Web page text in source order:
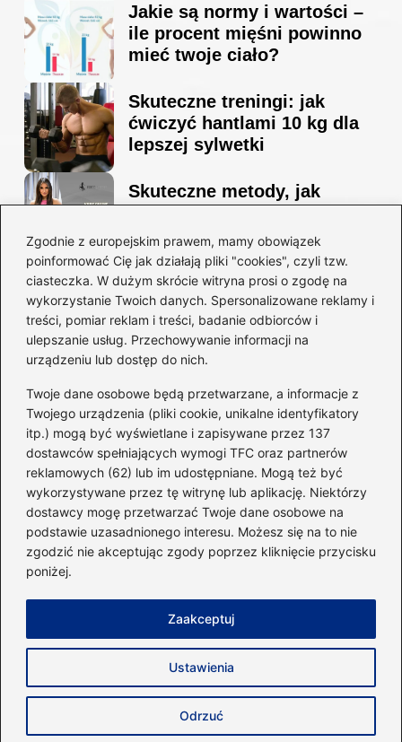
Zgodnie z europejskim prawem, mamy obowiązek
poinformować Cię jak działają pliki "cookies", czyli tzw.
ciasteczka. W dużym skrócie witryna prosi o zgodę na
wykorzystanie Twoich danych. Spersonalizowane reklamy i
treści, pomiar reklam i treści, badanie odbiorców i
ulepszanie usług. Przechowywanie informacji na
urządzeniu lub dostęp do nich.
Twoje dane osobowe będą przetwarzane, a informacje z
Twojego urządzenia (pliki cookie, unikalne identyfikatory
itp.) mogą być wyświetlane i zapisywane przez 137
dostawców spełniających wymogi TFC oraz partnerów
reklamowych (62) lub im udostępniane. Mogą też być
wykorzystywane przez tę witrynę lub aplikację. Niektórzy
dostawcy mogę przetwarzać Twoje dane osobowe na
podstawie uzasadnionego interesu. Możesz się na to nie
zgodzić nie akceptując zgody poprzez kliknięcie przycisku
poniżej.
Ustawienia
Odrzuć
Zaakceptuj
Jakie są normy i wartości –
ile procent mięśni powinno
mieć twoje ciało?
Skuteczne treningi: jak
ćwiczyć hantlami 10 kg dla
lepszej sylwetki
Skuteczne metody, jak
schudnąć i wyrzeźbić
sylwetkę w zaledwie 90 dni
Idealny garnitur: jak dobrać
go do swojej sylwetki?
Kategorie
Dieta i kalorie(221)
Fitness(236)
Siłownia(101)
Sport(60)
Sprzęt i akcesoria(25)
Suplementy(38)
Copyright © 2026 40minut.pl
Zasady użytkowania
Napisz do nas